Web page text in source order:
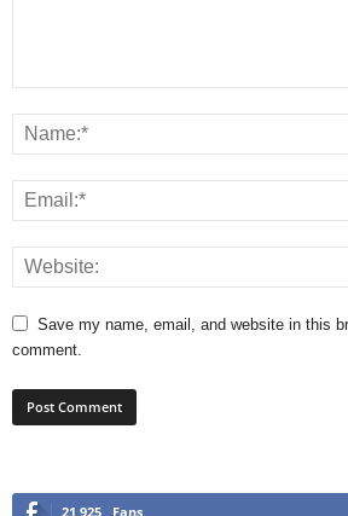
Save my name, email, and website in this
comment.
21,925 Fans